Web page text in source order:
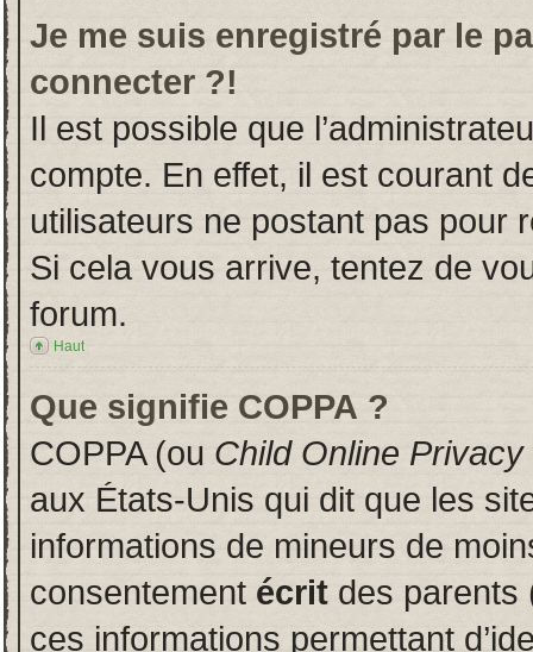
Je me suis enregistré par le
connecter ?!
Il est possible que
compte. En effet, il est courant
utilisateurs ne postant pas pour
Si cela vous arrive, tentez de
forum.
Haut
Que signifie COPPA ?
COPPA (ou Child Online
aux États-Unis qui dit que les
informations de mineurs de
consentement écrit des parents
ces informations permettant